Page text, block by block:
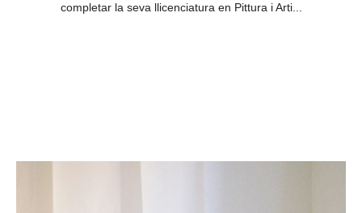
completar la seva llicenciatura en Pittura i Arti...